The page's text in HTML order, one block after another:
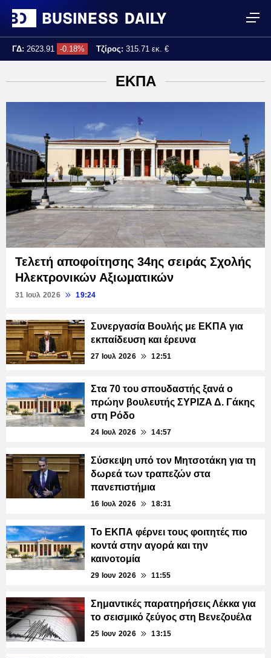
ΓΔ: 2623.91 -0.18% Τζίρος: 315.71 εκ. €
ΕΚΠΑ
Τελετή αποφοίτησης 34ης σειράς Σχολής
Ηλεκτρονικών Αξιωματικών
31 Ιουλ 2026 19:24
Συνεργασία Βουλής με ΕΚΠΑ για
εκπαίδευση και έρευνα
27 Ιουλ 2026 12:51
Στα 70 του σπουδαστής ξανά ο
πρώην βουλευτής ΣΥΡΙΖΑ Δ. Γάκης
στη Ρόδο
24 Ιουλ 2026 14:57
Σύσκεψη υπό τον Μητσοτάκη για τη
δωρεά των τραπεζών στα
πανεπιστήμια
16 Ιουλ 2026 18:31
Το ΕΚΠΑ φέρνει τους φοιτητές πιο
κοντά στην αγορά και την
καινοτομία
29 Ιουν 2026 11:55
Σημαντικές παρατηρήσεις Λέκκα για
το σεισμικό ζεύγος στη Βενεζουέλα
25 Ιουν 2026 13:15